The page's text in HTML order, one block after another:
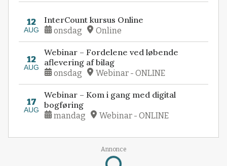
12
AUG
InterCount kursus Online
onsdag Online
12
AUG
Webinar – Fordelene ved løbende
aflevering af bilag
onsdag Webinar - ONLINE
17
AUG
Webinar – Kom i gang med digital
bogføring
mandag Webinar - ONLINE
Annonce